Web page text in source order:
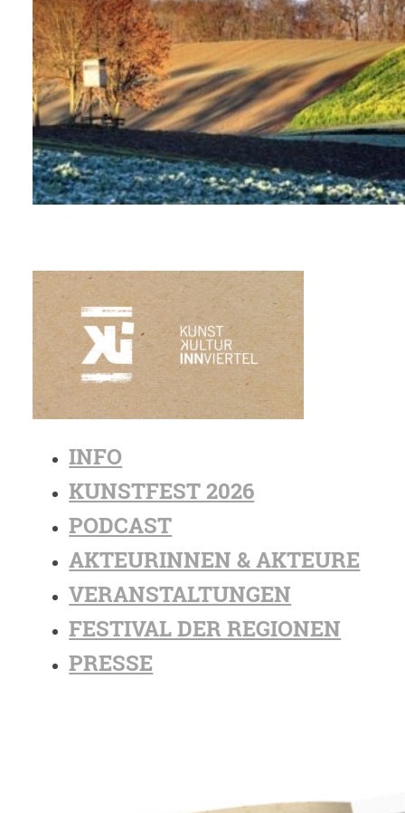
INFO
KUNSTFEST 2026
PODCAST
AKTEURINNEN & AKTEURE
VERANSTALTUNGEN
FESTIVAL DER REGIONEN
PRESSE